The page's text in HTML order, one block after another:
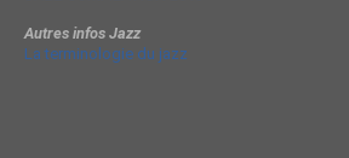
Autres infos Jazz
La terminologie du jazz